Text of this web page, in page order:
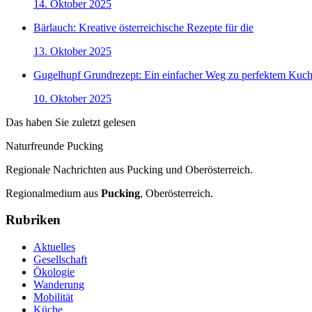
14. Oktober 2025
Bärlauch: Kreative österreichische Rezepte für die
13. Oktober 2025
Gugelhupf Grundrezept: Ein einfacher Weg zu perfektem
10. Oktober 2025
Das haben Sie zuletzt gelesen
Naturfreunde Pucking
Regionale Nachrichten aus Pucking und Oberösterreich.
Regionalmedium aus Pucking, Oberösterreich.
Rubriken
Aktuelles
Gesellschaft
Ökologie
Wanderung
Mobilität